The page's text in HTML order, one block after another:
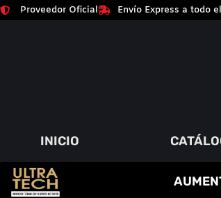
Proveedor Oficial Envío Express a todo
INICIO